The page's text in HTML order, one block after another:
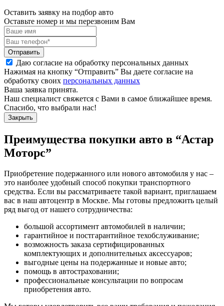
Оставить заявку на подбор авто
Оставьте номер и мы перезвоним Вам
Отправить
Даю согласие на обработку персональных данных
Нажимая на кнопку “Отправить” Вы даете согласие на
обработку своих персональных данных
Ваша заявка принята.
Наш специалист свяжется с Вами в самое ближайшее время.
Спасибо, что выбрали нас!
Закрыть
Преимущества покупки авто в “Астар
Моторс”
Приобретение подержанного или нового автомобиля у нас –
это наиболее удобный способ покупки транспортного
средства. Если вы рассматриваете такой вариант, приглашаем
вас в наш автоцентр в Москве. Мы готовы предложить целый
ряд выгод от нашего сотрудничества:
большой ассортимент автомобилей в наличии;
гарантийное и постгарантийное техобслуживание;
возможность заказа сертифицированных
комплектующих и дополнительных аксессуаров;
выгодные цены на подержанные и новые авто;
помощь в автостраховании;
профессиональные консультации по вопросам
приобретения авто.